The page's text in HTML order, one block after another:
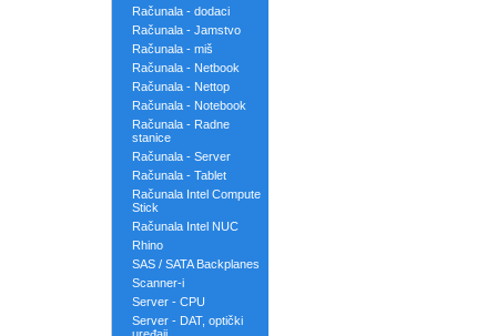
Računala - dodaci
Računala - Jamstvo
Računala - miš
Računala - Netbook
Računala - Nettop
Računala - Notebook
Računala - Radne
stanice
Računala - Server
Računala - Tablet
Računala Intel Compute
Stick
Računala Intel NUC
Rhino
SAS / SATA Backplanes
Scanner-i
Server - CPU
Server - DAT, optički